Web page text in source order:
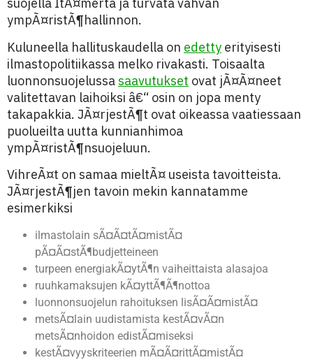
suojella ItÃ¤merta ja turvata vahvan
ympÃ¤ristÃ¶hallinnon.
Kuluneella hallituskaudella on edetty erityisesti
ilmastopolitiikassa melko rivakasti. Toisaalta
luonnonsuojelussasaavutukset ovat jÃ¤Ã¤neet
valitettavan laihoiksi â€“ osin on jopa menty
takapakkia. JÃ¤rjestÃ¶t ovat oikeassa vaatiessaan
puolueilta uutta kunnianhimoa
ympÃ¤ristÃ¶nsuojeluun.
VihreÃ¤t on samaa mieltÃ¤ useista tavoitteista.
JÃ¤rjestÃ¶jen tavoin mekin kannatamme
esimerkiksi
ilmastolain sÃ¤Ã¤tÃ¤mistÃ¤
pÃ¤Ã¤stÃ¶budjetteineen
turpeen energiakÃ¤ytÃ¶n vaiheittaista alasajoa
ruuhkamaksujen kÃ¤yttÃ¶Ã¶nottoa
luonnonsuojelun rahoituksen lisÃ¤Ã¤mistÃ¤
metsÃ¤lain uudistamista kestÃ¤vÃ¤n
metsÃ¤nhoidon edistÃ¤miseksi
kestÃ¤vyyskriteerien mÃ¤Ã¤rittÃ¤mistÃ¤